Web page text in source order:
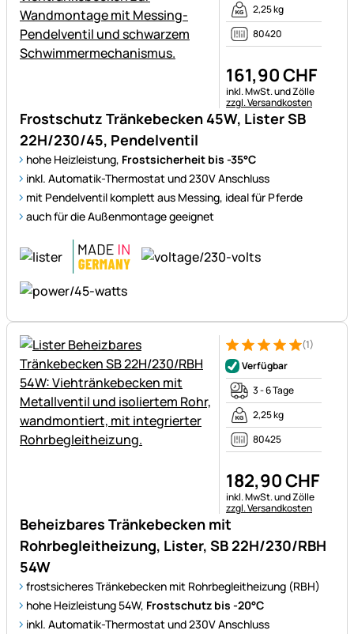
Frostschutz Tränkebecken 45W, Lister SB
22H/230/45, Pendelventil
hohe Heizleistung, Frostsicherheit bis -35°C
inkl. Automatik-Thermostat und 230V Anschluss
mit Pendelventil komplett aus Messing, ideal für Pferde
auch für die Außenmontage geeignet
2,25 kg
80420
161,90CHF
Steuerhinweis:
inkl. MwSt. und Zölle
zzgl. Versandkosten
Beheizbares Tränkebecken mit
Rohrbegleitheizung, Lister, SB 22H/230/RBH
54W
frostsicheres Tränkebecken mit Rohrbegleitheizung (RBH)
hohe Heizleistung 54W, Frostschutz bis -20°C
inkl. Automatik-Thermostat und 230V Anschluss
Bewertung: 5 von 5 (1
1 Bewertung
(1)
Verfügbar
3 - 6 Tage
2,25 kg
80425
182,90CHF
Steuerhinweis:
inkl. MwSt. und Zölle
zzgl. Versandkosten